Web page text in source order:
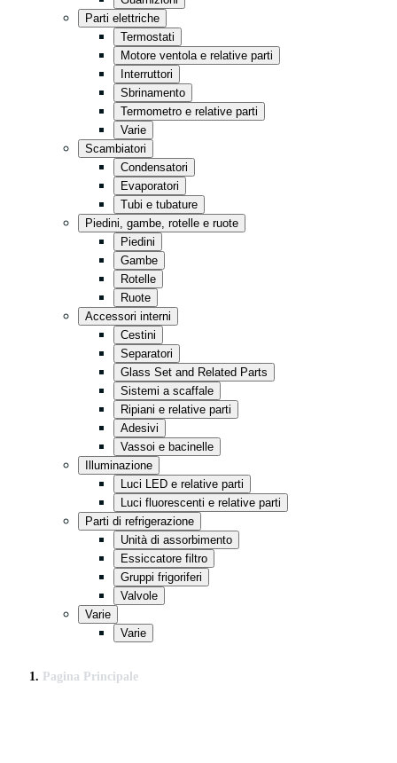
Minimarket
Vendita al dettaglio
Tutto in nero
Cucina
Conservazione
Fast Food
Parti elettriche
Termostati
Motore ventola e relative parti
Interruttori
Sbrinamento
Termometro e relative parti
Varie
Scambiatori
Condensatori
Evaporatori
Tubi e tubature
Piedini, gambe, rotelle e ruote
Piedini
Gambe
Rotelle
Ruote
Accessori interni
Cestini
Separatori
Glass Set and Related Parts
Sistemi a scaffale
Ripiani e relative parti
Adesivi
Vassoi e bacinelle
Illuminazione
Luci LED e relative parti
Luci fluorescenti e relative parti
Parti di refrigerazione
Unità di assorbimento
Essiccatore filtro
Gruppi frigoriferi
Valvole
Varie
Varie
Pagina Principale